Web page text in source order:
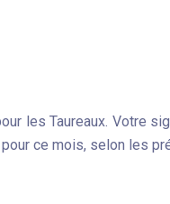
les Taureaux. Votre
ce mois, selon les